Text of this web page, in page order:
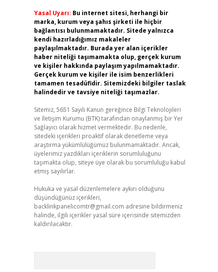
Yasal Uyarı: Bu internet sitesi, herhangi bir
marka, kurum veya şahıs şirketi ile hiçbir
bağlantısı bulunmamaktadır. Sitede yalnızca
kendi hazırladığımız makaleler
paylaşılmaktadır. Burada yer alan içerikler
haber niteliği taşımamakta olup, gerçek kurum
ve kişiler hakkında paylaşım yapılmamaktadır.
Gerçek kurum ve kişiler ile isim benzerlikleri
tamamen tesadüfidir. Sitemizdeki bilgiler taslak
halindedir ve tavsiye niteliği taşımazlar.
Sitemiz, 5651 Sayılı Kanun gereğince Bilgi Teknolojileri
ve İletişim Kurumu (BTK) tarafından onaylanmış bir Yer
Sağlayıcı olarak hizmet vermektedir. Bu nedenle,
sitedeki içerikleri proaktif olarak denetleme veya
araştırma yükümlülüğümüz bulunmamaktadır. Ancak,
üyelerimiz yazdıkları içeriklerin sorumluluğunu
taşımakta olup, siteye üye olarak bu sorumluluğu kabul
etmiş sayılırlar.
Hukuka ve yasal düzenlemelere aykırı olduğunu
düşündüğünüz içerikleri,
backlinkpanelicomtr@gmail.com adresine bildirmeniz
halinde, ilgili içerikler yasal süre içerisinde sitemizden
kaldırılacaktır.